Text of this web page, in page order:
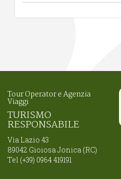
Tour Operator e Agenzia
Viaggi
TURISMO
RESPONSABILE
Via Lazio 43
89042 Gioiosa Jonica (RC)
Tel (+39) 0964 419191